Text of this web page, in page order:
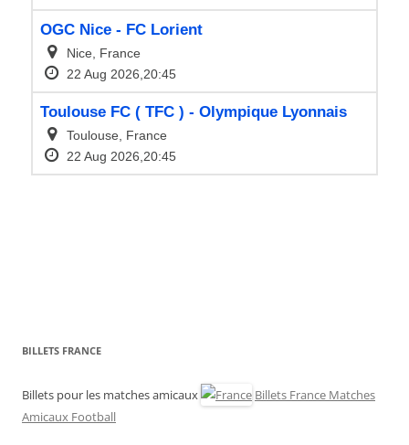
BILLETS FRANCE
Billets pour les matches amicaux
Billets France Matches
Amicaux Football